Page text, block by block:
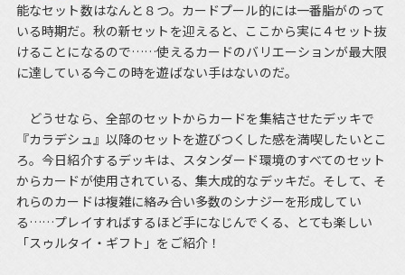
能なセット数はなんと８つ。カードプール的には一番脂がのって
いる時期だ。秋の新セットを迎えると、ここから実に４セット抜
けることになるので……使えるカードのバリエーションが最大限
に達している今この時を遊ばない手はないのだ。
どうせなら、全部のセットからカードを集結させたデッキで
『カラデシュ』以降のセットを遊びつくした感を満喫したいとこ
ろ。今日紹介するデッキは、スタンダード環境のすべてのセット
からカードが使用されている、集大成的なデッキだ。そして、そ
れらのカードは複雑に絡み合い多数のシナジーを形成してい
る……プレイすればするほど手になじんでくる、とても楽しい
「スゥルタイ・ギフト」をご紹介！